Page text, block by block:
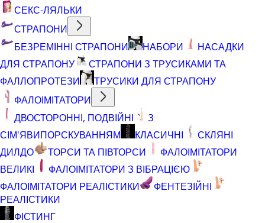
СЕКС-ЛЯЛЬКИ
СТРАПОНИ
БЕЗРЕМІННІ СТРАПОНИ
НАБОРИ
НАСАДКИ
ДЛЯ СТРАПОНУ
СТРАПОНИ З ТРУСИКАМИ ТА
ФАЛЛОПРОТЕЗИ
ТРУСИКИ ДЛЯ СТРАПОНУ
ФАЛОІМІТАТОРИ
ДВОСТОРОННІ, ПОДВІЙНІ
З
СІМ'ЯВИПОРСКУВАННЯМ
КЛАСИЧНІ
СКЛЯНІ
ДИЛДО
ТОРСИ ТА ПІВТОРСИ
ФАЛОІМІТАТОРИ
ВЕЛИКІ
ФАЛОІМІТАТОРИ З ВІБРАЦІЄЮ
ФАЛОІМІТАТОРИ РЕАЛІСТИКИ
ФЕНТЕЗІЙНІ
РЕАЛІСТИКИ
ФІСТИНГ